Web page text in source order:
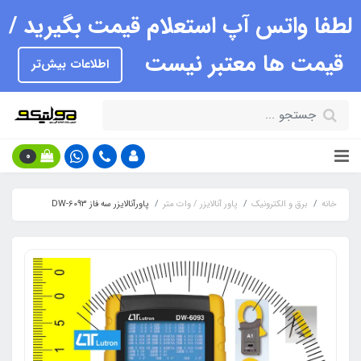
لطفا واتس آپ استعلام قیمت بگیرید /
قیمت ها معتبر نیست
اطلاعات بیش‌تر
0
خانه برق و الکترونیک پاور آنالایزر / وات متر پاورآنالایزر سه فاز DW-6093